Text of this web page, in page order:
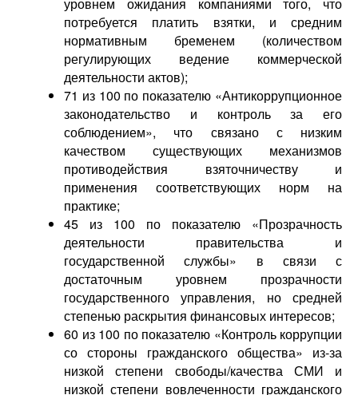
потребуется платить взятки, и средним
нормативным бременем (количеством
регулирующих ведение коммерческой
деятельности актов);
71 из 100 по показателю «Антикоррупционное
законодательство и контроль за его
соблюдением», что связано с низким
качеством существующих механизмов
противодействия взяточничеству и
применения соответствующих норм на
практике;
45 из 100 по показателю «Прозрачность
деятельности правительства и
государственной службы» в связи с
достаточным уровнем прозрачности
государственного управления, но средней
степенью раскрытия финансовых интересов;
60 из 100 по показателю «Контроль коррупции
со стороны гражданского общества» из-за
низкой степени свободы/качества СМИ и
низкой степени вовлеченности гражданского